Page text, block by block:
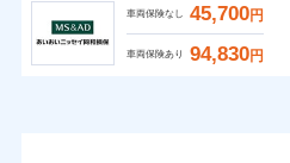
車両保険なし 45,700円
車両保険あり 94,830円